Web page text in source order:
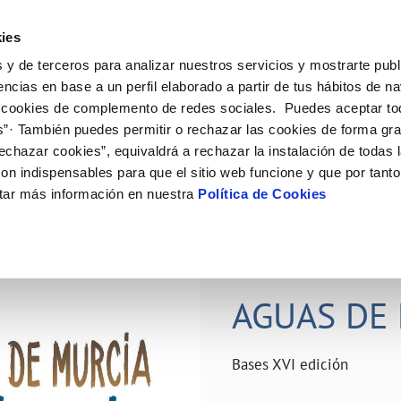
y de terceros para analizar nuestros servicios y mostrarte
en base a un perfil elaborado a partir de tus hábitos de
de complemento de redes sociales. Puedes aceptar
También puedes permitir o rechazar las cookies de forma
cookies”, equivaldrá a rechazar la instalación de todas
indispensables para que el sitio web funcione y que por
más información en nuestra Política de Cookies
de titular
de suministro
MODIFICACIÓN DE DATOS
Actualizar datos bancários
Actualizar datos de
VER TODAS LAS GESTIONES
Tu Servicio
AL CLIENTE
contacto
COMPROMISO DE SERVICIO
Carta de compromisos
Customer Counsel (Defensa del
Tu Agua
del agua
consumidor
CUIDADOS DEL AGUA
Consejos de ahorro
Depósitos comunitarios
comunitarios
Conócenos
DE GESTIÓN Y CERTIFICADOS
PERFIL DEL CONTRATANTE
Plataforma de contratación del
público
Licitaciones en curso
AGUAS
Bases XVI edición